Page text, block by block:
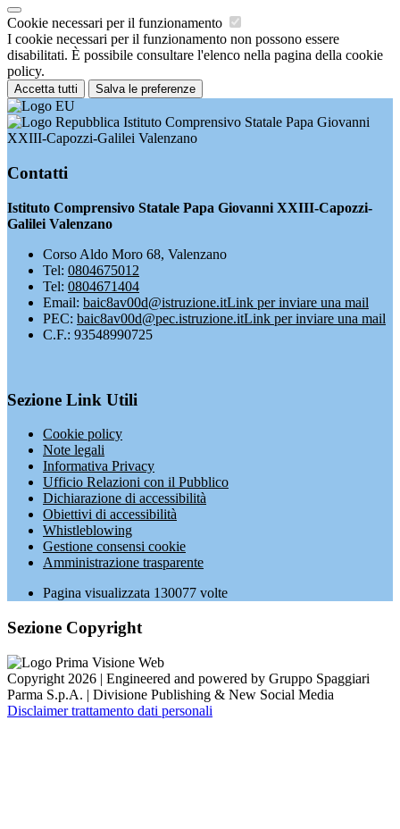
Cookie necessari per il funzionamento
I cookie necessari per il funzionamento non possono essere
disabilitati. È possibile consultare l'elenco nella pagina della cookie
policy.
Accetta tutti Salva le preferenze
Istituto Comprensivo Statale Papa Giovanni
XXIII-Capozzi-Galilei Valenzano
Contatti
Istituto Comprensivo Statale Papa Giovanni XXIII-Capozzi-
Galilei Valenzano
Corso Aldo Moro 68, Valenzano
Tel: 0804675012
Tel: 0804671404
Email: baic8av00d@istruzione.itLink per inviare una mail
PEC: baic8av00d@pec.istruzione.itLink per inviare una mail
C.F.: 93548990725
Sezione Link Utili
Cookie policy
Note legali
Informativa Privacy
Ufficio Relazioni con il Pubblico
Dichiarazione di accessibilità
Obiettivi di accessibilità
Whistleblowing
Gestione consensi cookie
Amministrazione trasparente
Pagina visualizzata 130077 volte
Sezione Copyright
Copyright 2026 | Engineered and powered by Gruppo Spaggiari
Parma S.p.A. | Divisione Publishing & New Social Media
Disclaimer trattamento dati personali